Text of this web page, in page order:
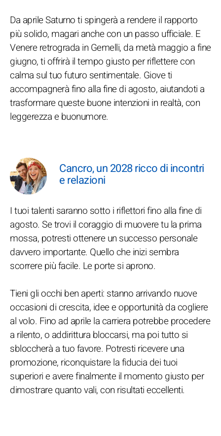
Da aprile Saturno ti spingerà a rendere il rapporto
più solido, magari anche con un passo ufficiale. E
Venere retrograda in Gemelli, da metà maggio a fine
giugno, ti offrirà il tempo giusto per riflettere con
calma sul tuo futuro sentimentale. Giove ti
accompagnerà fino alla fine di agosto, aiutandoti a
trasformare queste buone intenzioni in realtà, con
leggerezza e buonumore.
Cancro, un 2028 ricco di incontri
e relazioni
I tuoi talenti saranno sotto i riflettori fino alla fine di
agosto. Se trovi il coraggio di muovere tu la prima
mossa, potresti ottenere un successo personale
davvero importante. Quello che inizi sembra
scorrere più facile. Le porte si aprono.
Tieni gli occhi ben aperti: stanno arrivando nuove
occasioni di crescita, idee e opportunità da cogliere
al volo. Fino ad aprile la carriera potrebbe procedere
a rilento, o addirittura bloccarsi, ma poi tutto si
sbloccherà a tuo favore. Potresti ricevere una
promozione, riconquistare la fiducia dei tuoi
superiori e avere finalmente il momento giusto per
dimostrare quanto vali, con risultati eccellenti.